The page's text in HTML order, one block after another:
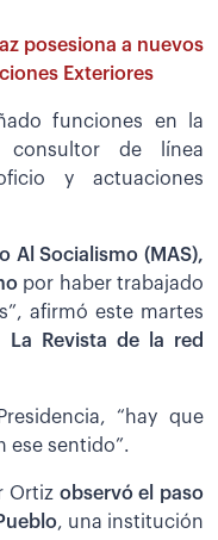
posesiona a nuevos
Exteriores
funciones en la
consultor de línea
y actuaciones
Al Socialismo (MAS),
por haber trabajado
afirmó este martes
La Revista de la red
“hay que
ese sentido”.
Ortiz observó el paso
, una institución